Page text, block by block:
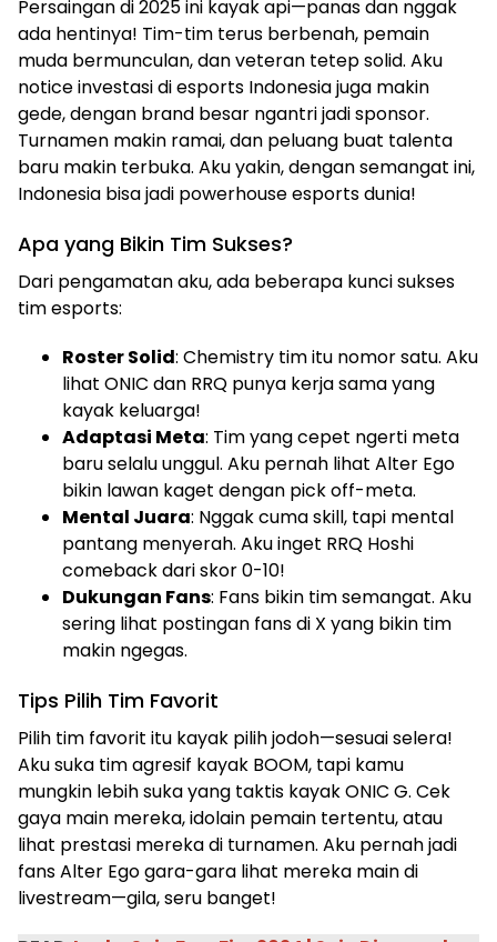
Persaingan di 2025 ini kayak api—panas dan nggak
ada hentinya! Tim-tim terus berbenah, pemain
muda bermunculan, dan veteran tetep solid. Aku
notice investasi di esports Indonesia juga makin
gede, dengan brand besar ngantri jadi sponsor.
Turnamen makin ramai, dan peluang buat talenta
baru makin terbuka. Aku yakin, dengan semangat ini,
Indonesia bisa jadi powerhouse esports dunia!
Apa yang Bikin Tim Sukses?
Dari pengamatan aku, ada beberapa kunci sukses
tim esports:
Roster Solid: Chemistry tim itu nomor satu. Aku
lihat ONIC dan RRQ punya kerja sama yang
kayak keluarga!
Adaptasi Meta: Tim yang cepet ngerti meta
baru selalu unggul. Aku pernah lihat Alter Ego
bikin lawan kaget dengan pick off-meta.
Mental Juara: Nggak cuma skill, tapi mental
pantang menyerah. Aku inget RRQ Hoshi
comeback dari skor 0-10!
Dukungan Fans: Fans bikin tim semangat. Aku
sering lihat postingan fans di X yang bikin tim
makin ngegas.
Tips Pilih Tim Favorit
Pilih tim favorit itu kayak pilih jodoh—sesuai selera!
Aku suka tim agresif kayak BOOM, tapi kamu
mungkin lebih suka yang taktis kayak ONIC G. Cek
gaya main mereka, idolain pemain tertentu, atau
lihat prestasi mereka di turnamen. Aku pernah jadi
fans Alter Ego gara-gara lihat mereka main di
livestream—gila, seru banget!